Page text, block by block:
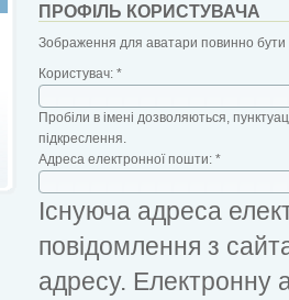
ПРОФІЛЬ КОРИСТУВАЧА
Зображення для аватари повинно бути
Користувач: *
Пробіли в імені дозволяються,
підкреслення.
Адреса електронної пошти: *
Існуюча адреса
повідомлення з
адресу. Електронну